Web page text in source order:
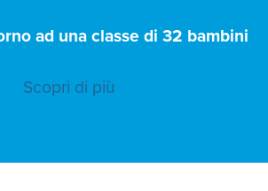
ad una classe di 32 bambini
Scopri di più